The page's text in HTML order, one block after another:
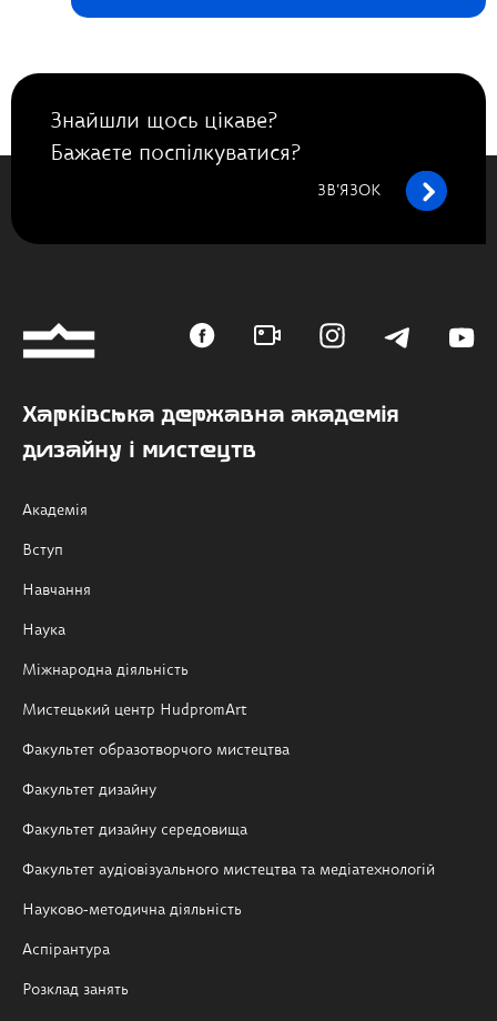
Знайшли щось цікаве?
Бажаєте поспілкуватися?
ЗВ’ЯЗОК
Харківська державна академія
дизайну і мистецтв
Академія
Вступ
Навчання
Наука
Міжнародна діяльність
Мистецький центр HudpromArt
Факультет образотворчого мистецтва
Факультет дизайну
Факультет дизайну середовища
Факультет аудіовізуального мистецтва та медіатехнологій
Науково-методична діяльність
Аспірантура
Розклад занять